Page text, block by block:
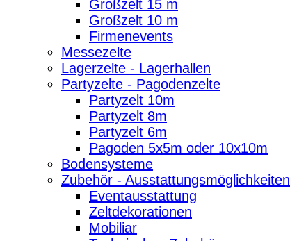
Großzelt 15 m
Großzelt 10 m
Firmenevents
Messezelte
Lagerzelte - Lagerhallen
Partyzelte - Pagodenzelte
Partyzelt 10m
Partyzelt 8m
Partyzelt 6m
Pagoden 5x5m oder 10x10m
Bodensysteme
Zubehör - Ausstattungsmöglichkeiten
Eventausstattung
Zeltdekorationen
Mobiliar